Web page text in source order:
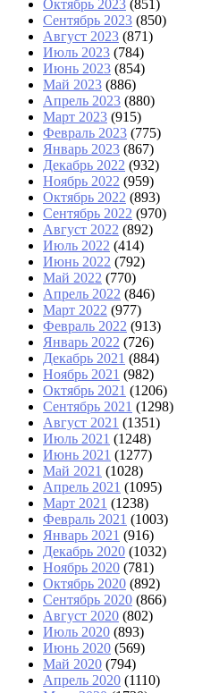
Октябрь 2023 (851)
Сентябрь 2023 (850)
Август 2023 (871)
Июль 2023 (784)
Июнь 2023 (854)
Май 2023 (886)
Апрель 2023 (880)
Март 2023 (915)
Февраль 2023 (775)
Январь 2023 (867)
Декабрь 2022 (932)
Ноябрь 2022 (959)
Октябрь 2022 (893)
Сентябрь 2022 (970)
Август 2022 (892)
Июль 2022 (414)
Июнь 2022 (792)
Май 2022 (770)
Апрель 2022 (846)
Март 2022 (977)
Февраль 2022 (913)
Январь 2022 (726)
Декабрь 2021 (884)
Ноябрь 2021 (982)
Октябрь 2021 (1206)
Сентябрь 2021 (1298)
Август 2021 (1351)
Июль 2021 (1248)
Июнь 2021 (1277)
Май 2021 (1028)
Апрель 2021 (1095)
Март 2021 (1238)
Февраль 2021 (1003)
Январь 2021 (916)
Декабрь 2020 (1032)
Ноябрь 2020 (781)
Октябрь 2020 (892)
Сентябрь 2020 (866)
Август 2020 (802)
Июль 2020 (893)
Июнь 2020 (569)
Май 2020 (794)
Апрель 2020 (1110)